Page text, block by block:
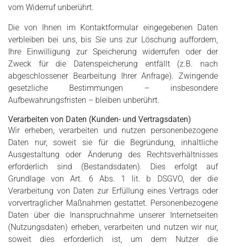
vom Widerruf unberührt.
Die von Ihnen im Kontaktformular eingegebenen Daten
verbleiben bei uns, bis Sie uns zur Löschung auffordern,
Ihre Einwilligung zur Speicherung widerrufen oder der
Zweck für die Datenspeicherung entfällt (z.B. nach
abgeschlossener Bearbeitung Ihrer Anfrage). Zwingende
gesetzliche Bestimmungen – insbesondere
Aufbewahrungsfristen – bleiben unberührt.
Verarbeiten von Daten (Kunden- und Vertragsdaten)
Wir erheben, verarbeiten und nutzen personenbezogene
Daten nur, soweit sie für die Begründung, inhaltliche
Ausgestaltung oder Änderung des Rechtsverhältnisses
erforderlich sind (Bestandsdaten). Dies erfolgt auf
Grundlage von Art. 6 Abs. 1 lit. b DSGVO, der die
Verarbeitung von Daten zur Erfüllung eines Vertrags oder
vorvertraglicher Maßnahmen gestattet. Personenbezogene
Daten über die Inanspruchnahme unserer Internetseiten
(Nutzungsdaten) erheben, verarbeiten und nutzen wir nur,
soweit dies erforderlich ist, um dem Nutzer die